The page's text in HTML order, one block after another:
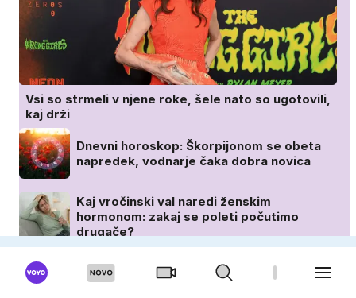
Vsi so strmeli v njene roke, šele nato so ugotovili,
kaj drži
Dnevni horoskop: Škorpijonom se obeta
napredek, vodnarje čaka dobra novica
Kaj vročinski val naredi ženskim
hormonom: zakaj se poleti počutimo
drugače?
Lahkotna solata, ki jo bomo jedle celo